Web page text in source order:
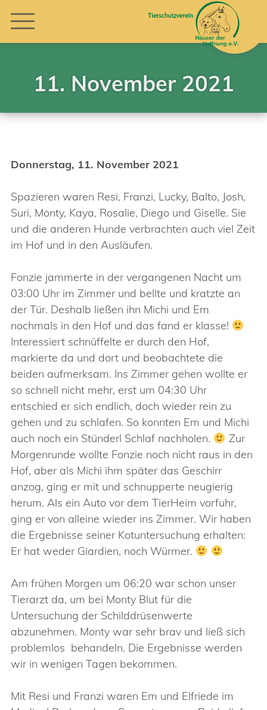
11. November 2021
Donnerstag, 11. November 2021
Spazieren waren Resi, Franzi, Lucky, Balto, Josh,
Suri, Monty, Kaya, Rosalie, Diego und Giselle. Sie
und die anderen Hunde verbrachten auch viel Zeit
im Hof und in den Ausläufen.
Fonzie jammerte in der vergangenen Nacht um
03:00 Uhr im Zimmer und bellte und kratzte an
der Tür. Deshalb ließen ihn Michi und Em
nochmals in den Hof und das fand er klasse!
Interessiert schnüffelte er durch den Hof,
markierte da und dort und beobachtete die
beiden aufmerksam. Ins Zimmer gehen wollte er
so schnell nicht mehr, erst um 04:30 Uhr
entschied er sich endlich, doch wieder rein zu
gehen und zu schlafen. So konnten Em und Michi
auch noch ein Stünderl Schlaf nachholen.
Zur
Morgenrunde wollte Fonzie noch nicht raus in den
Hof, aber als Michi ihm später das Geschirr
anzog, ging er mit und schnupperte neugierig
herum. Als ein Auto vor dem TierHeim vorfuhr,
ging er von alleine wieder ins Zimmer. Wir haben
die Ergebnisse seiner Kotuntersuchung erhalten:
Er hat weder Giardien, noch Würmer.
Am frühen Morgen um 06:20 war schon unser
Tierarzt da, um bei Monty Blut für die
Untersuchung der Schilddrüsenwerte
abzunehmen. Monty war sehr brav und ließ sich
problemlos behandeln. Die Ergebnisse werden
wir in wenigen Tagen bekommen.
Mit Resi und Franzi waren Em und Elfriede im